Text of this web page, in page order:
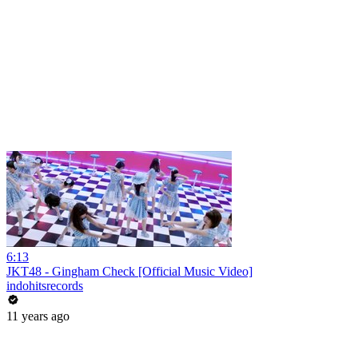
6:13
JKT48 - Gingham Check [Official Music Video]
indohitsrecords
11 years ago